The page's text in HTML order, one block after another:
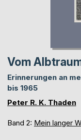
Vom
Erinnerungen an
bis 1965
Peter R. K. Thaden
Band 2: Mein langer